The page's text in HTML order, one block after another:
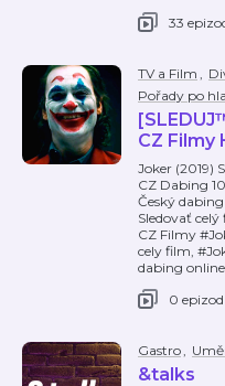
33
TV a Film ,
Pořady po
CZ Filmy
Joker (2019)
CZ Dabing
Český
Sledovať
CZ Filmy
cely film,
dabing online
0 epizod
Gastro,
&talks